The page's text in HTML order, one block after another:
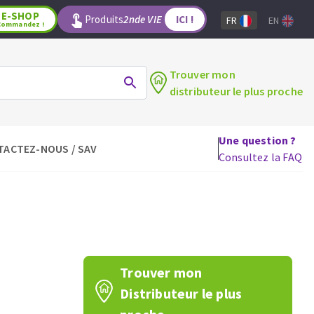
OUTILS POUR LE BOIS
Fraises carbure
Fers et plaquettes
Lames de scie à ruban
E-SHOP
! Produits2nde VIE ICI ! FR EN
Trouver mon
distributeur le plus proche
NOUS / SAV
Une question ?
Consultez la FAQ
Trouver mon
Distributeur le plus